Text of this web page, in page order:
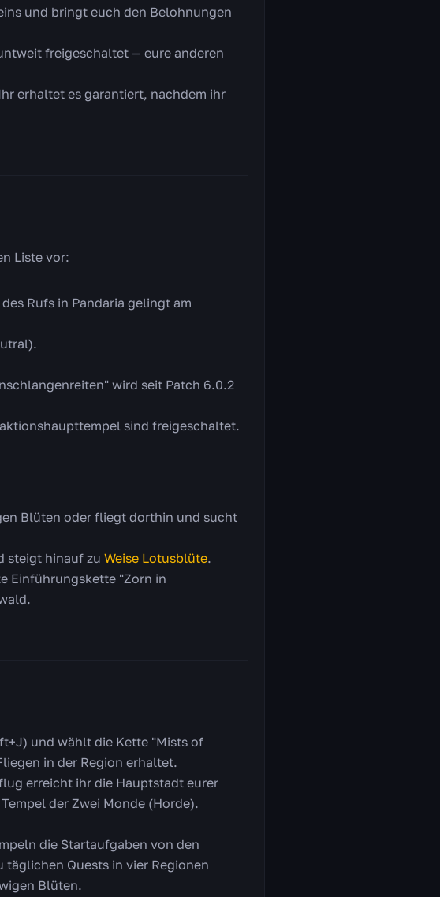
und bringt euch den Belohnungen
freigeschaltet — eure anderen
erhaltet es garantiert, nachdem ihr
Liste vor:
Rufs in Pandaria gelingt am
wird seit Patch 6.0.2
sind freigeschaltet.
Blüten oder fliegt dorthin und sucht
steigt hinauf zu Weise Lotusblüte.
Einführungskette "Zorn in
und wählt die Kette "Mists of
in der Region erhaltet.
erreicht ihr die Hauptstadt eurer
der Zwei Monde (Horde).
die Startaufgaben von den
Quests in vier Regionen
Blüten.